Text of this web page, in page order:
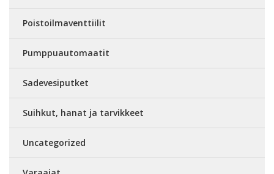
Poistoilmaventtiilit
Pumppuautomaatit
Sadevesiputket
Suihkut, hanat ja tarvikkeet
Uncategorized